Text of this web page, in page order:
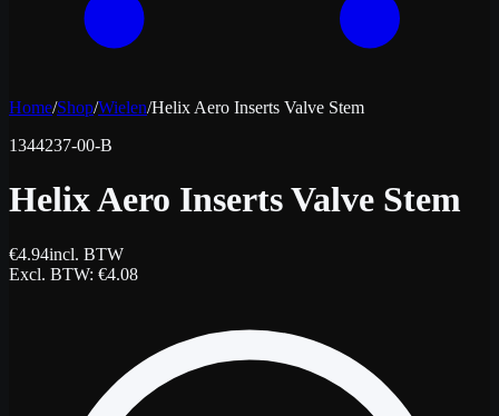
Home/Shop/Wielen/Helix Aero Inserts Valve Stem
1344237-00-B
Helix Aero Inserts Valve Stem
€4.94incl. BTW
Excl. BTW: €4.08